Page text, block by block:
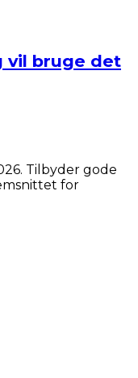
vil bruge det
Tilbyder gode
for